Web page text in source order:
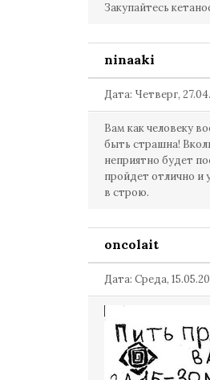
Закупайтесь
ninaaki
Дата: Четверг,
Вам как человеку
быть страшна!
неприятно будет
пройдет отлично и
в строю.
oncolait
Дата: Среда,